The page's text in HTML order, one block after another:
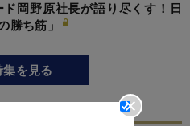
岡野原社長が語り尽くす！日
勝ち筋」
集を見る